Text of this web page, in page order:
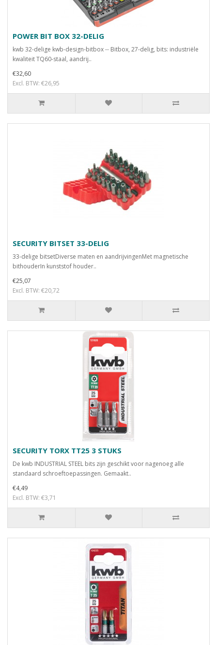
POWER BIT BOX 32-DELIG
kwb 32-delige kwb-design-bitbox -- Bitbox, 27-delig, bits: industriële
kwaliteit TQ60-staal, aandrij..
€32,60
Excl. BTW: €26,95
SECURITY BITSET 33-DELIG
33-delige bitsetDiverse maten en aandrijvingenMet magnetische
bithouderIn kunststof houder..
€25,07
Excl. BTW: €20,72
SECURITY TORX TT25 3 STUKS
De kwb INDUSTRIAL STEEL bits zijn geschikt voor nagenoeg alle
standaard schroeftoepassingen. Gemaakt..
€4,49
Excl. BTW: €3,71